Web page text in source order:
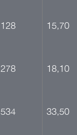
128 15,70
278 18,10
534 33,50